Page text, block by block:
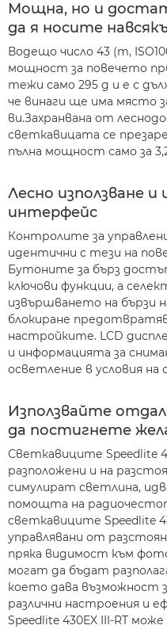
Мощна, но и
да я носите
Водещо число 43 (m,
мощност за повечето
тежи само 295 g и е с
че винаги ще има място
ви.Захранвана от
светкавицата се
пълна мощност само за
Лесно използване
интерфейс
Контролите за
идентични с тези на
Бутоните за бърз
ключови функции, а
извършването на бързи
блокиране
настройките. LCD
и информацията за
осветление в условия на
Използвайте
да постигнете
Светкавиците Speedlite
разположени и на
симулират светлина,
помощта на
светкавиците Speedlite
управлявани от
пряка видимост към
могат да бъдат
което дава възможност
различни настроения и
Speedlite 430EX III-RT